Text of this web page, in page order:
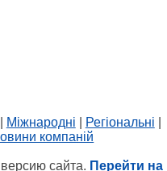
Міжнародні Регіональні
компаній
сайта. Перейти на